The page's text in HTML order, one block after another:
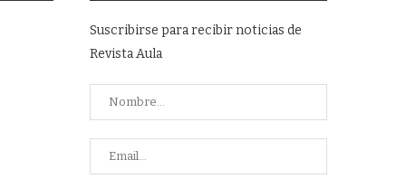
Suscribirse para recibir noticias de
Revista Aula